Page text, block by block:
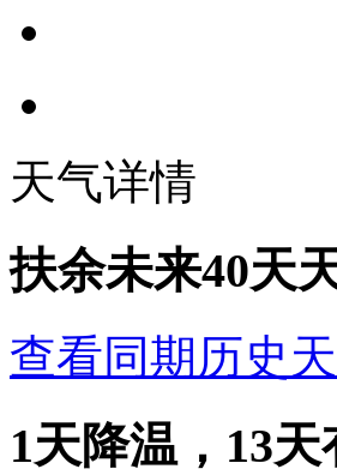
天气详情
扶余未来40天
查看同期历史
1天降温， 13天